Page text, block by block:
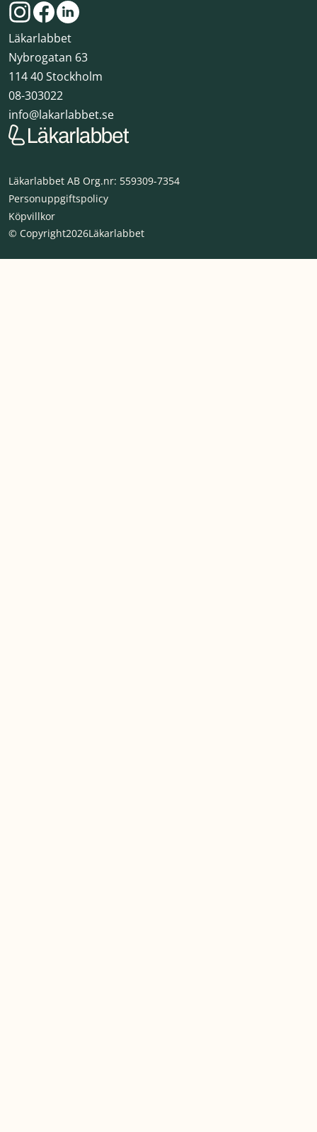
Läkarlabbet
Nybrogatan 63
114 40 Stockholm
08-303022
info@lakarlabbet.se
Läkarlabbet AB Org.nr: 559309-7354
Personuppgiftspolicy
Köpvillkor
© Copyright2026Läkarlabbet